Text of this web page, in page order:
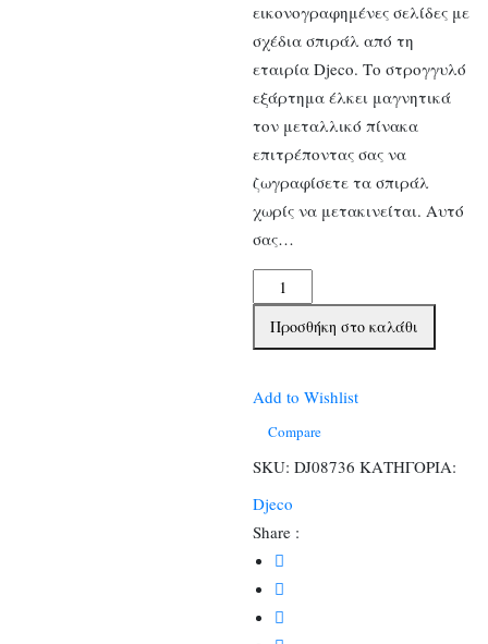
εικονογραφημένες σελίδες με
σχέδια σπιράλ από τη
εταιρία Djeco. Το στρογγυλό
εξάρτημα έλκει μαγνητικά
τον μεταλλικό πίνακα
επιτρέποντας σας να
ζωγραφίσετε τα σπιράλ
χωρίς να μετακινείται. Αυτό
σας…
Djeco
Σχεδιάζω
και
με
σπιράλ
θέματα
-
30
σελίδες
ποσότητα
Προσθήκη στο καλάθι
Add to Wishlist
Compare
SKU: DJ08736 ΚΑΤΗΓΟΡΙΑ:
Djeco
Share :